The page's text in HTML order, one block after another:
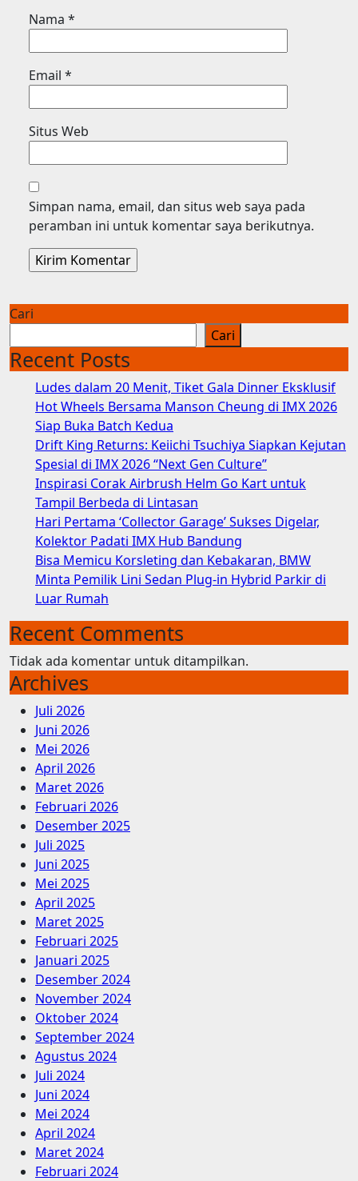
Nama *
Email *
Situs Web
Simpan nama, email, dan situs web saya pada
peramban ini untuk komentar saya berikutnya.
Cari
Cari
Recent Posts
Ludes dalam 20 Menit, Tiket Gala Dinner Eksklusif
Hot Wheels Bersama Manson Cheung di IMX 2026
Siap Buka Batch Kedua
Drift King Returns: Keiichi Tsuchiya Siapkan Kejutan
Spesial di IMX 2026 “Next Gen Culture”
Inspirasi Corak Airbrush Helm Go Kart untuk
Tampil Berbeda di Lintasan
Hari Pertama ‘Collector Garage’ Sukses Digelar,
Kolektor Padati IMX Hub Bandung
Bisa Memicu Korsleting dan Kebakaran, BMW
Minta Pemilik Lini Sedan Plug-in Hybrid Parkir di
Luar Rumah
Recent Comments
Tidak ada komentar untuk ditampilkan.
Archives
Juli 2026
Juni 2026
Mei 2026
April 2026
Maret 2026
Februari 2026
Desember 2025
Juli 2025
Juni 2025
Mei 2025
April 2025
Maret 2025
Februari 2025
Januari 2025
Desember 2024
November 2024
Oktober 2024
September 2024
Agustus 2024
Juli 2024
Juni 2024
Mei 2024
April 2024
Maret 2024
Februari 2024